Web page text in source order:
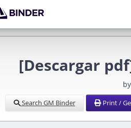
[Descargar
Search GM Binder Print /